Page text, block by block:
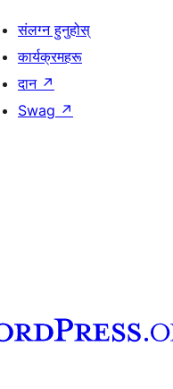
संलग्न हुनुहोस्
कार्यक्रमहरू
दान ↗
Swag ↗